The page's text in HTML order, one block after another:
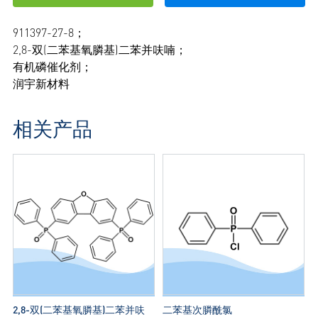
911397-27-8；
2,8-双(二苯基氧膦基)二苯并呋喃；
有机磷催化剂；
润宇新材料
相关产品
2,8-双(二苯基氧膦基)二苯并呋
二苯基次膦酰氯